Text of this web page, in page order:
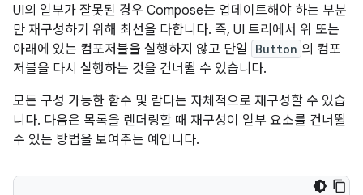
UI의 일부가 잘못된 경우 Compose는 업데이트해야 하는 부분
만 재구성하기 위해 최선을 다합니다. 즉, UI 트리에서 위 또는
아래에 있는 컴포저블을 실행하지 않고 단일
Button 의 컴포
저블을 다시 실행하는 것을 건너뛸 수 있습니다.
모든 구성 가능한 함수 및 람다는 자체적으로 재구성할 수 있습
니다. 다음은 목록을 렌더링할 때 재구성이 일부 요소를 건너뛸
수 있는 방법을 보여주는 예입니다.